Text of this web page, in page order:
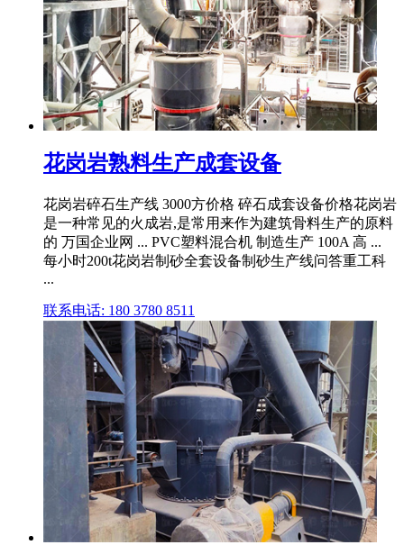
花岗岩熟料生产成套设备
花岗岩碎石生产线 3000方价格 碎石成套设备价格花岗岩
是一种常见的火成岩,是常用来作为建筑骨料生产的原料
的 万国企业网 ... PVC塑料混合机 制造生产 100A 高 ...
每小时200t花岗岩制砂全套设备制砂生产线问答重工科
...
联系电话: 180 3780 8511